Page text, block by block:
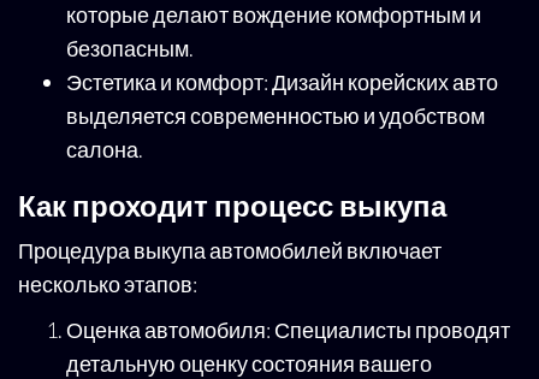
которые делают вождение комфортным и
безопасным.
Эстетика и комфорт: Дизайн корейских авто
выделяется современностью и удобством
салона.
Как проходит процесс выкупа
Процедура выкупа автомобилей включает
несколько этапов:
Оценка автомобиля: Специалисты проводят
детальную оценку состояния вашего